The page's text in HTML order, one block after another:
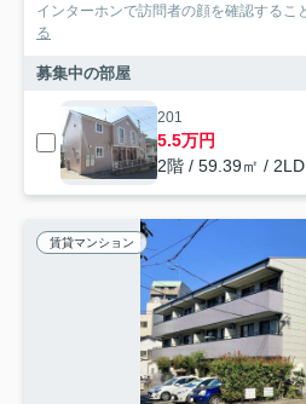
インターホンで訪問者の顔を確認するこ
る
募集中の部屋
201
5.5万円
2階 / 59.39㎡ /
賃貸マンション